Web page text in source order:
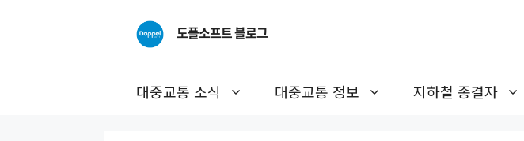
도플소프트 블로그
대중교통 소식 대중교통 정보 지하철 종결자